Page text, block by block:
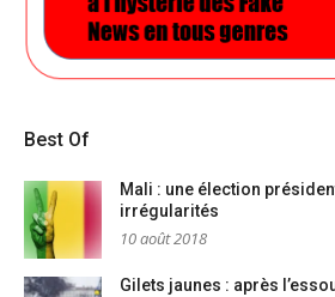
Best Of
Mali : une élection
irrégularités
10 août 2018
Gilets jaunes : après